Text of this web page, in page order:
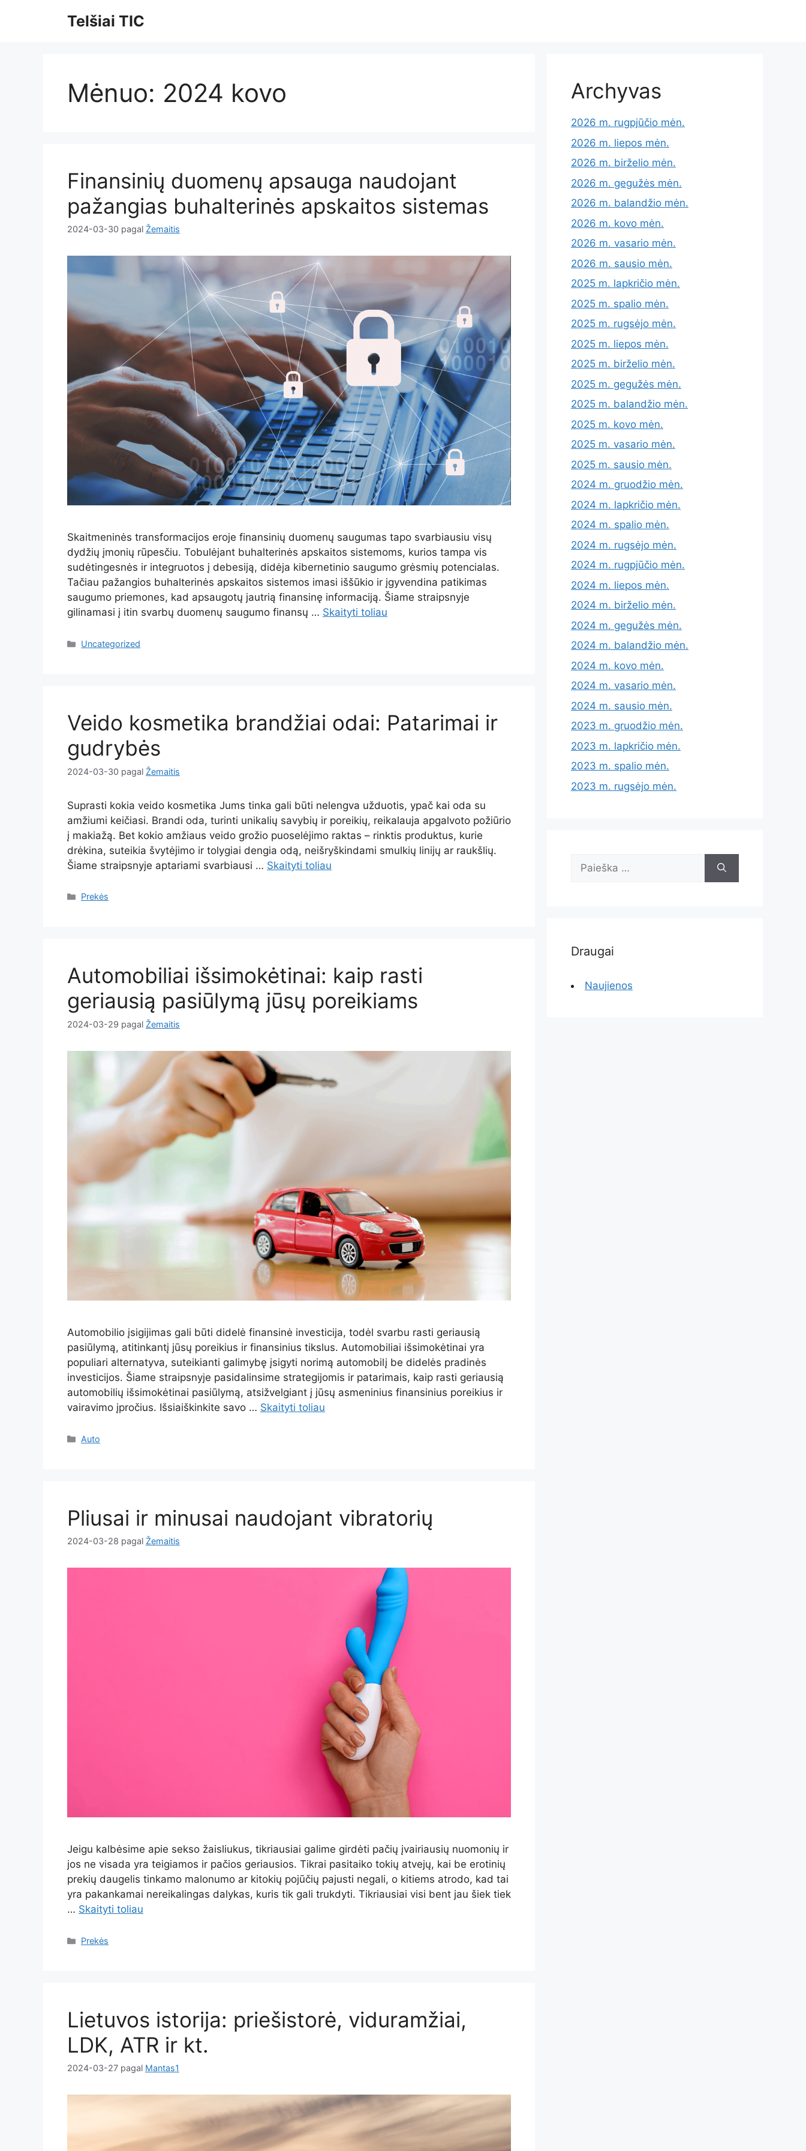
Telšiai TIC
Mėnuo: 2024 kovo
Finansinių duomenų apsauga naudojant
pažangias buhalterinės apskaitos sistemas
2024-03-30 pagal Žemaitis
Skaitmeninės transformacijos eroje finansinių duomenų saugumas tapo svarbiausiu visų
dydžių įmonių rūpesčiu. Tobulėjant buhalterinės apskaitos sistemoms, kurios tampa vis
sudėtingesnės ir integruotos į debesiją, didėja kibernetinio saugumo grėsmių potencialas.
Tačiau pažangios buhalterinės apskaitos sistemos imasi iššūkio ir įgyvendina patikimas
saugumo priemones, kad apsaugotų jautrią finansinę informaciją. Šiame straipsnyje
gilinamasi į itin svarbų duomenų saugumo finansų … Skaityti toliau
Kategorijos
Uncategorized
Veido kosmetika brandžiai odai: Patarimai ir
gudrybės
2024-03-30 pagal Žemaitis
Suprasti kokia veido kosmetika Jums tinka gali būti nelengva užduotis, ypač kai oda su
amžiumi keičiasi. Brandi oda, turinti unikalių savybių ir poreikių, reikalauja apgalvoto požiūrio
į makiažą. Bet kokio amžiaus veido grožio puoselėjimo raktas – rinktis produktus, kurie
drėkina, suteikia švytėjimo ir tolygiai dengia odą, neišryškindami smulkių linijų ar raukšlių.
Šiame straipsnyje aptariami svarbiausi … Skaityti toliau
Kategorijos
Prekės
Automobiliai išsimokėtinai: kaip rasti
geriausią pasiūlymą jūsų poreikiams
2024-03-29 pagal Žemaitis
Automobilio įsigijimas gali būti didelė finansinė investicija, todėl svarbu rasti geriausią
pasiūlymą, atitinkantį jūsų poreikius ir finansinius tikslus. Automobiliai išsimokėtinai yra
populiari alternatyva, suteikianti galimybę įsigyti norimą automobilį be didelės pradinės
investicijos. Šiame straipsnyje pasidalinsime strategijomis ir patarimais, kaip rasti geriausią
automobilių išsimokėtinai pasiūlymą, atsižvelgiant į jūsų asmeninius finansinius poreikius ir
vairavimo įpročius. Išsiaiškinkite savo … Skaityti toliau
Kategorijos
Auto
Pliusai ir minusai naudojant vibratorių
2024-03-28 pagal Žemaitis
Jeigu kalbėsime apie sekso žaisliukus, tikriausiai galime girdėti pačių įvairiausių nuomonių ir
jos ne visada yra teigiamos ir pačios geriausios. Tikrai pasitaiko tokių atvejų, kai be erotinių
prekių daugelis tinkamo malonumo ar kitokių pojūčių pajusti negali, o kitiems atrodo, kad tai
yra pakankamai nereikalingas dalykas, kuris tik gali trukdyti. Tikriausiai visi bent jau šiek tiek
… Skaityti toliau
Kategorijos
Prekės
Lietuvos istorija: priešistorė, viduramžiai,
LDK, ATR ir kt.
2024-03-27 pagal Mantas1
Archyvas
2026 m. rugpjūčio mėn.
2026 m. liepos mėn.
2026 m. birželio mėn.
2026 m. gegužės mėn.
2026 m. balandžio mėn.
2026 m. kovo mėn.
2026 m. vasario mėn.
2026 m. sausio mėn.
2025 m. lapkričio mėn.
2025 m. spalio mėn.
2025 m. rugsėjo mėn.
2025 m. liepos mėn.
2025 m. birželio mėn.
2025 m. gegužės mėn.
2025 m. balandžio mėn.
2025 m. kovo mėn.
2025 m. vasario mėn.
2025 m. sausio mėn.
2024 m. gruodžio mėn.
2024 m. lapkričio mėn.
2024 m. spalio mėn.
2024 m. rugsėjo mėn.
2024 m. rugpjūčio mėn.
2024 m. liepos mėn.
2024 m. birželio mėn.
2024 m. gegužės mėn.
2024 m. balandžio mėn.
2024 m. kovo mėn.
2024 m. vasario mėn.
2024 m. sausio mėn.
2023 m. gruodžio mėn.
2023 m. lapkričio mėn.
2023 m. spalio mėn.
2023 m. rugsėjo mėn.
Draugai
Naujienos